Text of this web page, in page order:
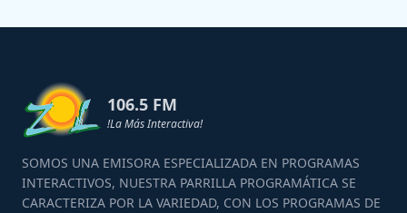
106.5 FM
!La Más Interactiva!
SOMOS UNA EMISORA ESPECIALIZADA EN PROGRAMAS
INTERACTIVOS, NUESTRA PARRILLA PROGRAMÁTICA SE
CARACTERIZA POR LA VARIEDAD, CON LOS PROGRAMAS DE